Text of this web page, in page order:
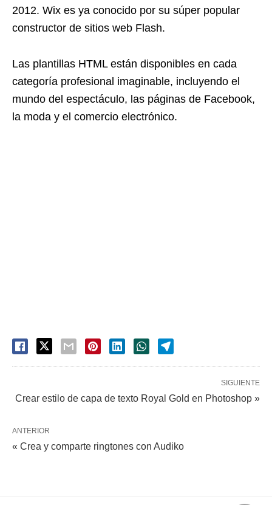
2012. Wix es ya conocido por su súper popular
constructor de sitios web Flash.
Las plantillas HTML están disponibles en cada
categoría profesional imaginable, incluyendo el
mundo del espectáculo, las páginas de Facebook,
la moda y el comercio electrónico.
SIGUIENTE
Crear estilo de capa de texto Royal Gold en Photoshop »
ANTERIOR
« Crea y comparte ringtones con Audiko